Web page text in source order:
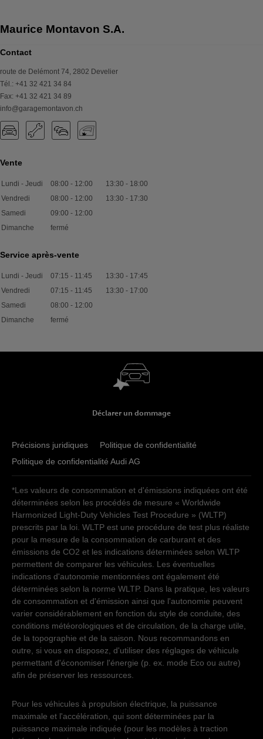
Contact
route de Delémont 74 2802 Develier
Tél. : +41 32 421 34 84
Fax: +41 32 421 34 89
info@garagemontavon.ch
Vente
Lundi - Jeudi 08:00 - 12:00 13:30 - 18:00
Vendredi
08:00 - 12:00 13:30 - 17:30
Samedi
09:00 - 12:00
Dimanche
fermé
Service après-vente
Lundi - Jeudi 07:15 - 11:45 13:30 - 17:45
Vendredi
07:15 - 11:45 13:30 - 17:00
Samedi
08:00 - 12:00
Dimanche
fermé
Déclarer un dommage
Précisions juridiques
Politique de confidentialité
Politique de confidentialité Audi AG
*Les valeurs de consommation et d'émissions indiquées ont été
déterminées selon les procédés de mesure « Worldwide
Harmonized Light-Duty Vehicles Test Procedure » (WLTP)
prescrits par la loi. WLTP est une procédure de test plus réaliste
pour la mesure de la consommation de carburant et des
émissions de CO2 et les indications déterminées selon WLTP
permettent de comparer les véhicules. Les éventuelles
indications d'autonomie mentionnées ont également été
déterminées selon la norme WLTP. Dans la pratique, les valeurs
de consommation et d'émission ainsi que l'autonomie peuvent
varier considérablement en fonction du style de conduite, des
conditions météorologiques et de circulation, de la charge utile,
de la topographie et de la saison. Nous recommandons en
outre, si vous en disposez, d'utiliser des réglages de véhicule
permettant d'économiser l'énergie (p. ex. mode Eco ou autre)
afin de préserver les ressources.
Pour les véhicules à propulsion électrique, la puissance
maximale et l'accélération, qui sont déterminées par la
puissance maximale indiquée (pour les modèles à traction